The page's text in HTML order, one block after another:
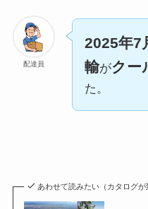
配達員
2025年7
輸がクー
た。
あわせて読みたい（カタログが